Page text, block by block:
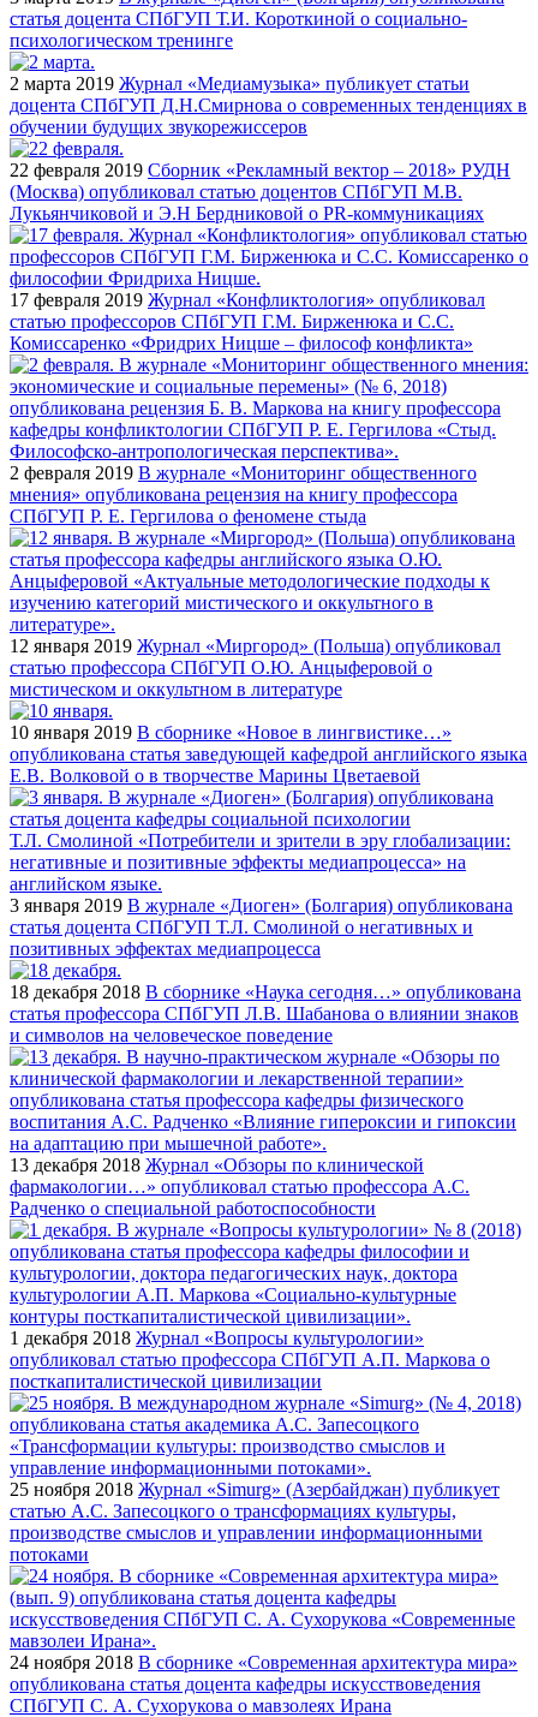
статья доцента СПбГУП Т.И. Короткиной о социально-
психологическом тренинге
2 марта 2019 Журнал «Медиамузыка» публикует статьи
доцента СПбГУП Д.Н.Смирнова о современных тенденциях в
обучении будущих звукорежиссеров
22 февраля 2019 Сборник «Рекламный вектор – 2018» РУДН
(Москва) опубликовал статью доцентов СПбГУП М.В.
Лукьянчиковой и Э.Н Бердниковой о PR-коммуникациях
17 февраля 2019 Журнал «Конфликтология» опубликовал
статью профессоров СПбГУП Г.М. Бирженюка и С.С.
Комиссаренко «Фридрих Ницше – философ конфликта»
2 февраля 2019 В журнале «Мониторинг общественного
мнения» опубликована рецензия на книгу профессора
СПбГУП Р. Е. Гергилова о феномене стыда
12 января 2019 Журнал «Миргород» (Польша) опубликовал
статью профессора СПбГУП О.Ю. Анцыферовой о
мистическом и оккультном в литературе
10 января 2019 В сборнике «Новое в лингвистике…»
опубликована статья заведующей кафедрой английского языка
Е.В. Волковой о в творчестве Марины Цветаевой
3 января 2019 В журнале «Диоген» (Болгария) опубликована
статья доцента СПбГУП Т.Л. Смолиной о негативных и
позитивных эффектах медиапроцесса
18 декабря 2018 В сборнике «Наука сегодня…» опубликована
статья профессора СПбГУП Л.В. Шабанова о влиянии знаков
и символов на человеческое поведение
13 декабря 2018 Журнал «Обзоры по клинической
фармакологии…» опубликовал статью профессора А.С.
Радченко о специальной работоспособности
1 декабря 2018 Журнал «Вопросы культурологии»
опубликовал статью профессора СПбГУП А.П. Маркова о
посткапиталистической цивилизации
25 ноября 2018 Журнал «Simurg» (Азербайджан) публикует
статью А.С. Запесоцкого о трансформациях культуры,
производстве смыслов и управлении информационными
потоками
24 ноября 2018 В сборнике «Современная архитектура мира»
опубликована статья доцента кафедры искусствоведения
СПбГУП С. А. Сухорукова о мавзолеях Ирана